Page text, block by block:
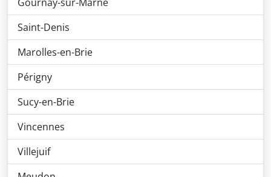
Saint-Denis
Marolles-en-Brie
Périgny
Sucy-en-Brie
Vincennes
Villejuif